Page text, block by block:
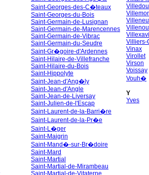
Saint-Georges-des-C�teaux
Saint-Georges-du-Bois
Saint-Germain-de-Lusignan
Saint-Germain-de-Marencennes
Saint-Germain-de-Vibrac
Saint-Germain-du-Seudre
Saint-Gr�goire-d'Ardennes
Saint-Hilaire-de-Villefranche
Saint-Hilaire-du-Bois
Saint-Hippolyte
Saint-Jean-d'Ang�ly
Saint-Jean-d'Angle
Saint-Jean-de-Liversay
Saint-Julien-de-l'Escap
Saint-Laurent-de-la-Barri�re
Saint-Laurent-de-la-Pr�e
Saint-L�ger
Saint-Maigrin
Saint-Mand�-sur-Br�doire
Saint-Mard
Saint-Martial
Saint-Martial-de-Mirambeau
Saint-Martial-de-Vitaterne
Villiers-
Vinax
Virollet
Virson
Voissay
Vouh�
Y
Yves